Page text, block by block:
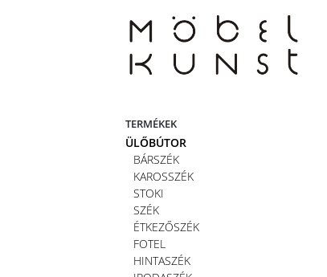
TERMÉKEK
ÜLŐBÚTOR
BÁRSZÉK
KAROSSZÉK
STOKI
SZÉK
ÉTKEZŐSZÉK
FOTEL
HINTASZÉK